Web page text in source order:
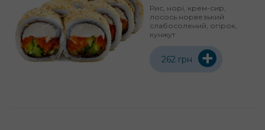
Рис, норі, крем-сир,
лосось норвезький
слабосолений, огірок,
кунжут
262 грн +